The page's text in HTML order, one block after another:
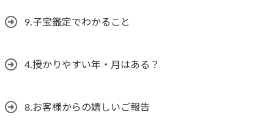
9.子宝鑑定でわかること
4.授かりやすい年・月はある？
8.お客様からの嬉しいご報告